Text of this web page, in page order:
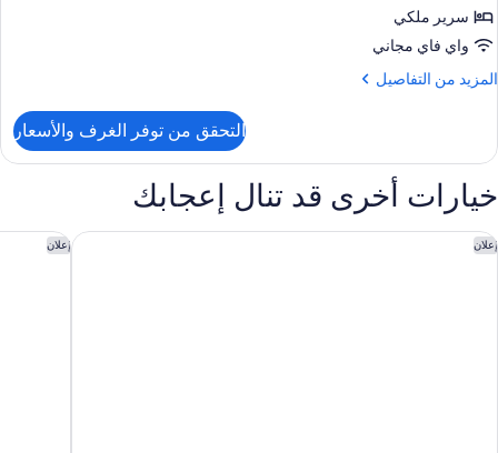
سرير
ملكي
بمنظر
سرير ملكي
واي فاي مجاني
المزيد من التفاصيل
المزيد
جناح
جونيور
-
سرير
ملكي
-
التحقق من توفر الغرف والأسعار
خيارات أخرى قد تنال إعجابك
إعلان
ميلينيوم بلازا الدوحة إعلان
فندق